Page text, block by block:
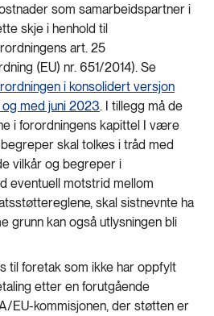
som samarbeidspartner i
skje i henhold til
art. 25
(EU) nr. 651/2014). Se
i konsolidert versjon
med juni 2023. I tillegg må de
i forordningens kapittel I være
skal tolkes i tråd med
vilkår og begreper i
eventuell motstrid mellom
skal sistnevnte ha
grunn kan også utlysningen bli
til foretak som ikke har oppfylt
etter en forutgående
EU-kommisjonen, der støtten er